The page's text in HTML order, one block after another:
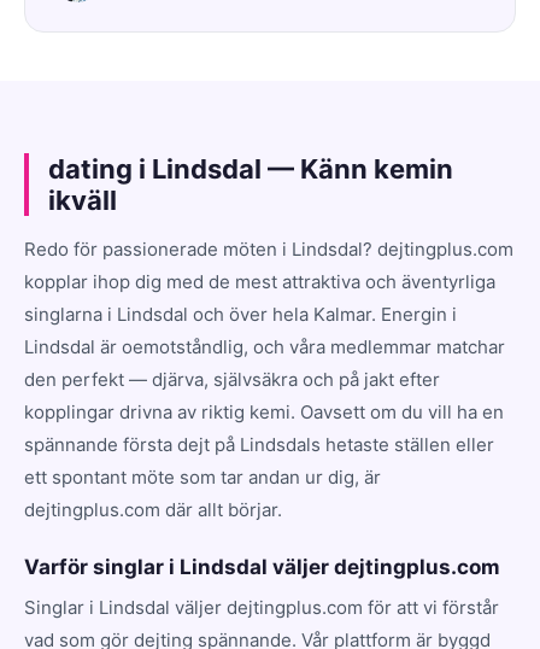
dating i Lindsdal — Känn kemin
ikväll
Redo för passionerade möten i Lindsdal? dejtingplus.com
kopplar ihop dig med de mest attraktiva och äventyrliga
singlarna i Lindsdal och över hela Kalmar. Energin i
Lindsdal är oemotståndlig, och våra medlemmar matchar
den perfekt — djärva, självsäkra och på jakt efter
kopplingar drivna av riktig kemi. Oavsett om du vill ha en
spännande första dejt på Lindsdals hetaste ställen eller
ett spontant möte som tar andan ur dig, är
dejtingplus.com där allt börjar.
Varför singlar i Lindsdal väljer dejtingplus.com
Singlar i Lindsdal väljer dejtingplus.com för att vi förstår
vad som gör dejting spännande. Vår plattform är byggd